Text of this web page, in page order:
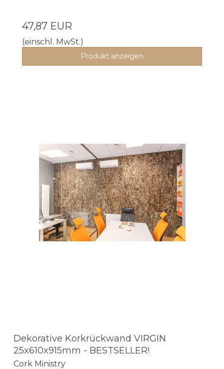
47,87 EUR
(einschl. MwSt.)
Produkt anzeigen
Dekorative Korkrückwand VIRGIN
25x610x915mm - BESTSELLER!
Cork Ministry